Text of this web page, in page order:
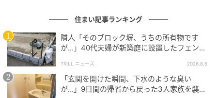
で、専門性の高いコンテンツ制作・ディレクションを
行っている。
【エピソード募集】日常のちょっとした体験、TRILL
でシェアしませんか？【2分で完了・匿名】
住まい記事ランキング
隣人「そのブロック塀、うちの所有物です
が…」40代夫婦が新築庭に設置したフェン
TRILL ニュース 2026.8.6
「玄関を開けた瞬間、下水のような臭い
が…」9日間の帰省から戻った3人家族を襲っ